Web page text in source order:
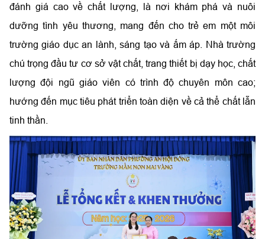
đánh giá cao về chất l­ượng, là nơi khám phá và nuôi
dưỡng tình yêu thương, mang đến cho trẻ em một môi
trường giáo dục an lành, sáng tạo và ấm áp. Nhà trường
chú trọng đầu tư cơ sở vật chất, trang thiết bị dạy học, chất
lượng đội ngũ giáo viên có trình độ chuyên môn cao;
hướng đến mục tiêu phát triển toàn diện về cả thể chất lẫn
tinh thần.